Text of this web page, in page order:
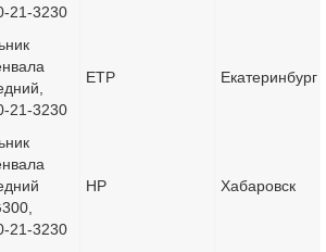
21-3230
21-3230
ETP Екатеринбург
21-3230
HP Хабаровск